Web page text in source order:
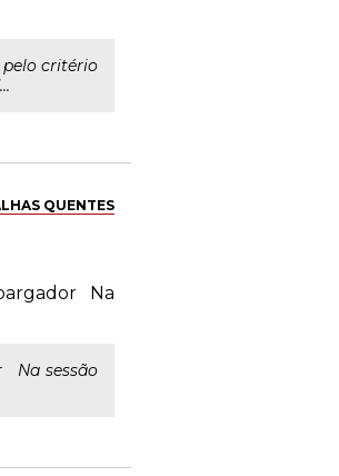
pelo critério
QUENTES
Na
Na sessão